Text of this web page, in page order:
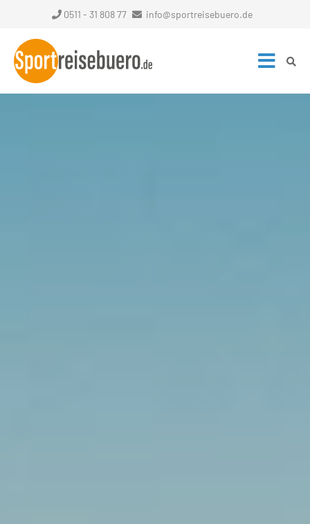
0511 - 31 808 77 info@sportreisebuero.de